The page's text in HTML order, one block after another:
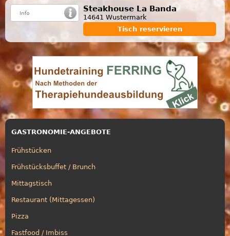
Steakhouse La Banda
14641 Wustermark
Tisch reservieren
GASTRONOMIE-ANGEBOTE
Frühstücken
Frühstücksbuffet / Brunch
Mittagstisch
Restaurant (Mittagessen)
Pizza
Fastfood / Imbiss